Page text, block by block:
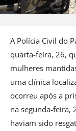
A Polícia Civil do
quarta-feira, 26,
mulheres
uma clínica
ocorreu após a
na segunda-feira,
haviam sido